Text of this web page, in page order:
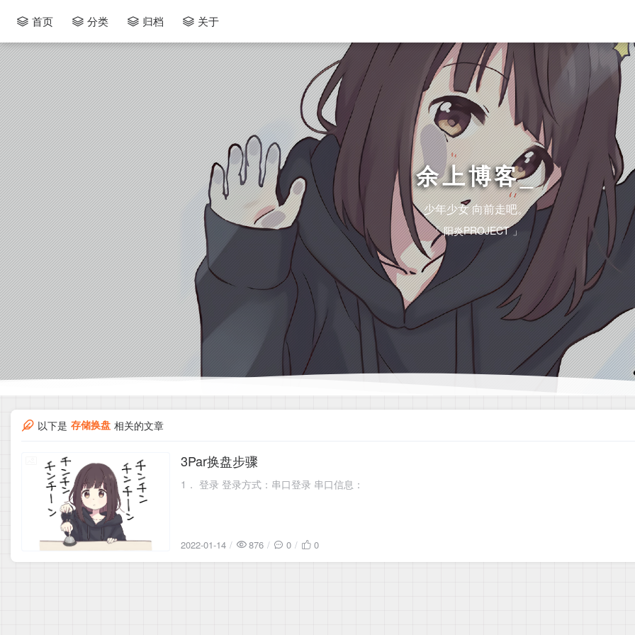
首页 分类 归档 关于
余上博客
少年少女 向前走吧。
「 阳炎PROJECT 」
以下是 存储换盘 相关的文章
2022-01-14
3Par换盘步骤
1． 登录 登录方式：串口登录 串口信息：
2022-01-14 876 0 0